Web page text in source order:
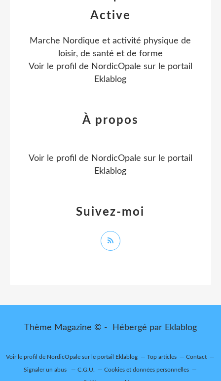
Active
Marche Nordique et activité physique de
loisir, de santé et de forme
Voir le profil de NordicOpale sur le portail
Eklablog
Suivez-moi
À propos
Voir le profil de NordicOpale sur le portail
Eklablog
Thème Magazine © - Hébergé par Eklablog
Voir le profil de NordicOpale sur le portail Eklablog Top articles Contact
Signaler un abus C.G.U. Cookies et données personnelles